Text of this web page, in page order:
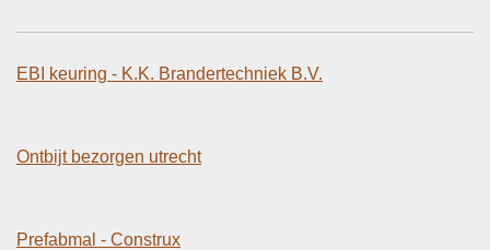
EBI keuring - K.K. Brandertechniek B.V.
Ontbijt bezorgen utrecht
Prefabmal - Construx